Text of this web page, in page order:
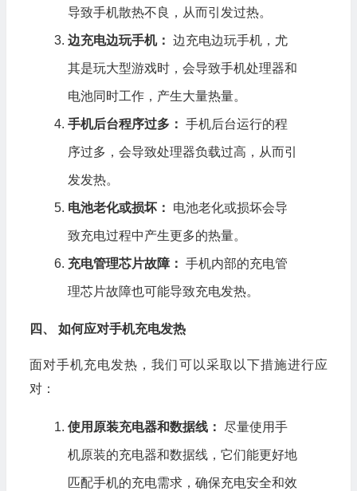
导致手机散热不良，从而引发过热。
边充电边玩手机： 边充电边玩手机，尤
其是玩大型游戏时，会导致手机处理器和
电池同时工作，产生大量热量。
手机后台程序过多： 手机后台运行的程
序过多，会导致处理器负载过高，从而引
发发热。
电池老化或损坏： 电池老化或损坏会导
致充电过程中产生更多的热量。
充电管理芯片故障： 手机内部的充电管
理芯片故障也可能导致充电发热。
四、 如何应对手机充电发热
面对手机充电发热，我们可以采取以下措施进行应
对：
使用原装充电器和数据线： 尽量使用手
机原装的充电器和数据线，它们能更好地
匹配手机的充电需求，确保充电安全和效